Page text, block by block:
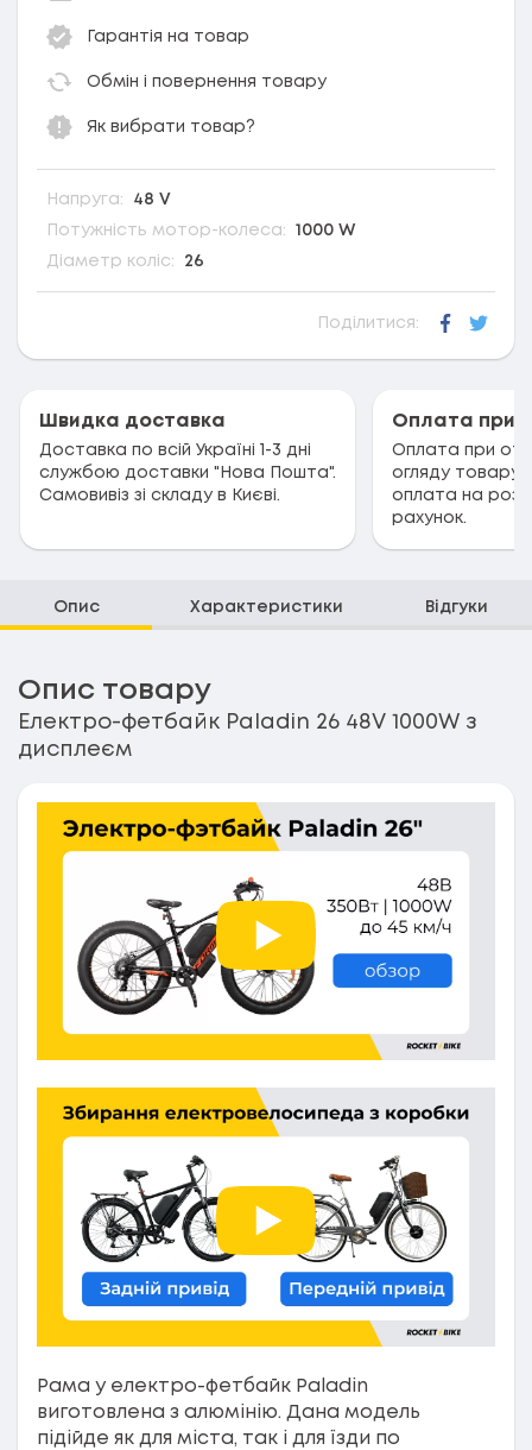
Гарантія на товар
Обмін і повернення товару
Як вибрати товар?
Напруга: 48 V
Потужність мотор-колеса: 1000 W
Діаметр коліс: 26
Поділитися:
Швидка доставка
Доставка по всій Україні 1-3 дні
службою доставки "Нова Пошта".
Самовивіз зі складу в Києві.
Оплата при
Оплата при
огляду
оплата на
рахунок.
Опис Характеристики Відгуки
Опис товару
Електро-фетбайк Paladin 26 48V 1000W з
дисплеєм
Рама у електро-фетбайк Paladin
виготовлена з алюмінію. Дана модель
підійде як для міста, так і для їзди по